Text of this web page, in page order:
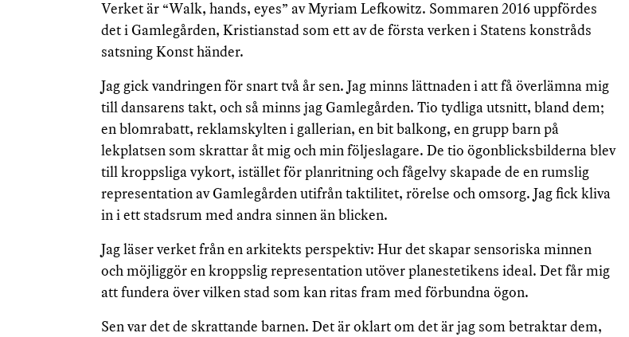
Verket är “Walk, hands, eyes” av Myriam Lefkowitz. Sommaren 2016 uppfördes
det i Gamlegården, Kristianstad som ett av de första verken i Statens konstråds
satsning Konst händer.
Jag gick vandringen för snart två år sen. Jag minns lättnaden i att få överlämna mig
till dansarens takt, och så minns jag Gamlegården. Tio tydliga utsnitt, bland dem;
en blomrabatt, reklamskylten i gallerian, en bit balkong, en grupp barn på
lekplatsen som skrattar åt mig och min följeslagare. De tio ögonblicksbilderna blev
till kroppsliga vykort, istället för planritning och fågelvy skapade de en rumslig
representation av Gamlegården utifrån taktilitet, rörelse och omsorg. Jag fick kliva
in i ett stadsrum med andra sinnen än blicken.
Jag läser verket från en arkitekts perspektiv: Hur det skapar sensoriska minnen
och möjliggör en kroppslig representation utöver planestetikens ideal. Det får mig
att fundera över vilken stad som kan ritas fram med förbundna ögon.
Sen var det de skrattande barnen. Det är oklart om det är jag som betraktar dem,